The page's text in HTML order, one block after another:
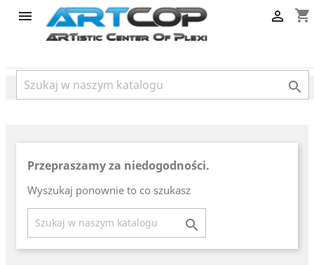
category
 shopping_cart


Przepraszamy za niedogodności.
Wyszukaj ponownie to co szukasz
